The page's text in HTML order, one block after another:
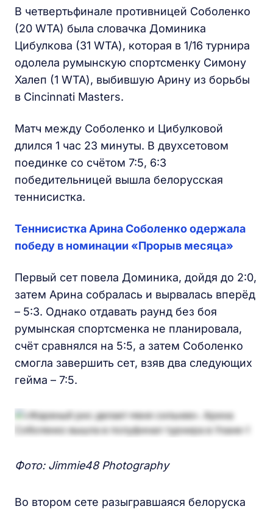
В четвертьфинале противницей Соболенко
(20 WTA) была словачка Доминика
Цибулкова (31 WTA), которая в 1/16 турнира
одолела румынскую спортсменку Симону
Халеп (1 WTA), выбившую Арину из борьбы
в Cincinnati Masters.
Матч между Соболенко и Цибулковой
длился 1 час 23 минуты. В двухсетовом
поединке со счётом 7:5, 6:3
победительницей вышла белорусская
теннисистка.
Теннисистка Арина Соболенко одержала
победу в номинации «Прорыв месяца»
Первый сет повела Доминика, дойдя до 2:0,
затем Арина собралась и вырвалась вперёд
– 5:3. Однако отдавать раунд без боя
румынская спортсменка не планировала,
счёт сравнялся на 5:5, а затем Соболенко
смогла завершить сет, взяв два следующих
гейма – 7:5.
Фото: Jimmie48 Photography
Во втором сете разыгравшаяся белоруска